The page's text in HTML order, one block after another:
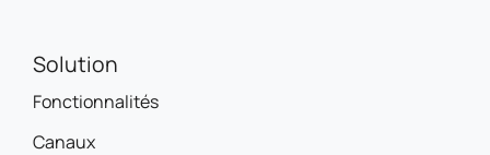
Solution
Fonctionnalités
Canaux